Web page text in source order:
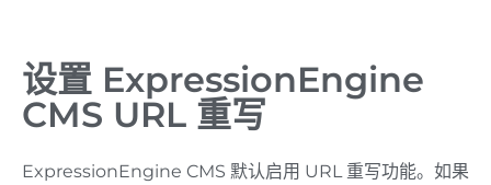
设置 ExpressionEngine
CMS URL 重写
ExpressionEngine CMS 默认启用 URL 重写功能。如果